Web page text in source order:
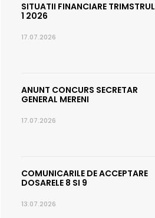
SITUATII FINANCIARE TRIMSTRUL
1 2026
17.07.2026
ANUNT CONCURS SECRETAR
GENERAL MERENI
17.07.2026
COMUNICARILE DE ACCEPTARE
DOSARELE 8 SI 9
13.07.2026